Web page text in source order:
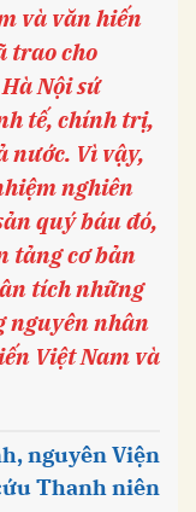
và văn hiến
trao cho
Nội sứ
tế, chính trị,
nước. Vì vậy,
nghiên
quý báu đó,
tảng cơ bản
tích những
nguyên nhân
Việt Nam và
nguyên Viện
Thanh niên